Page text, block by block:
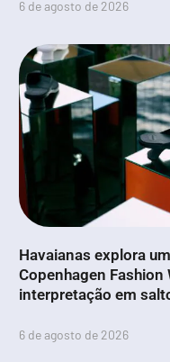
6 de agosto de 2026
Havaianas explora
Copenhagen
interpretação em
6 de agosto de 2026